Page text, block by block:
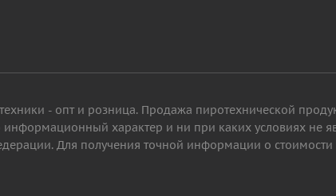
- опт и розница. Продажа пиротехнической
характер и ни при каких условиях не
Для получения точной информации о стоимости